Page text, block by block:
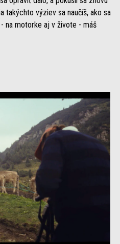
takýchto výziev sa naučíš, ako sa
na motorke aj v živote - máš